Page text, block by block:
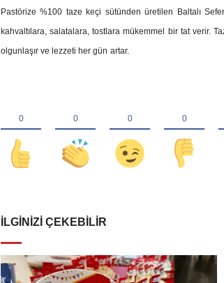
Pastörize %100 taze keçi sütünden üretilen Baltalı
kahvaltılara, salatalara, tostlara mükemmel bir tat verir.
olgunlaşır ve lezzeti her gün artar.
İLGINIZI ÇEKEBILIR